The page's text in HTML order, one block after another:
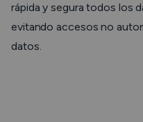
rápida y segura todos los
evitando accesos no
datos.